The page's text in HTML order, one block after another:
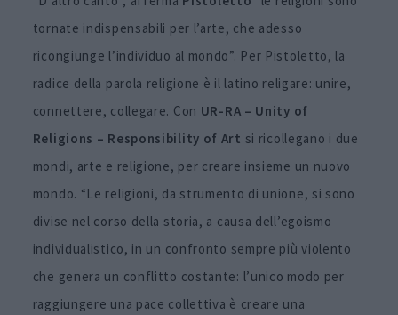
tornate indispensabili per l’arte, che adesso
ricongiunge l’individuo al mondo”. Per Pistoletto, la
radice della parola religione è il latino religare: unire,
connettere, collegare. Con UR-RA – Unity of
Religions – Responsibility of Art si ricollegano i due
mondi, arte e religione, per creare insieme un nuovo
mondo. “Le religioni, da strumento di unione, si sono
divise nel corso della storia, a causa dell’egoismo
individualistico, in un confronto sempre più violento
che genera un conflitto costante: l’unico modo per
raggiungere una pace collettiva è creare una